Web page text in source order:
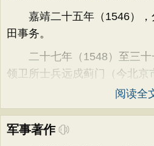
嘉靖二十五年（1546），
田事务。
二十七年（1548）至三十
领卫所士兵远戍蓟门（今北京
阅读全
军事著作